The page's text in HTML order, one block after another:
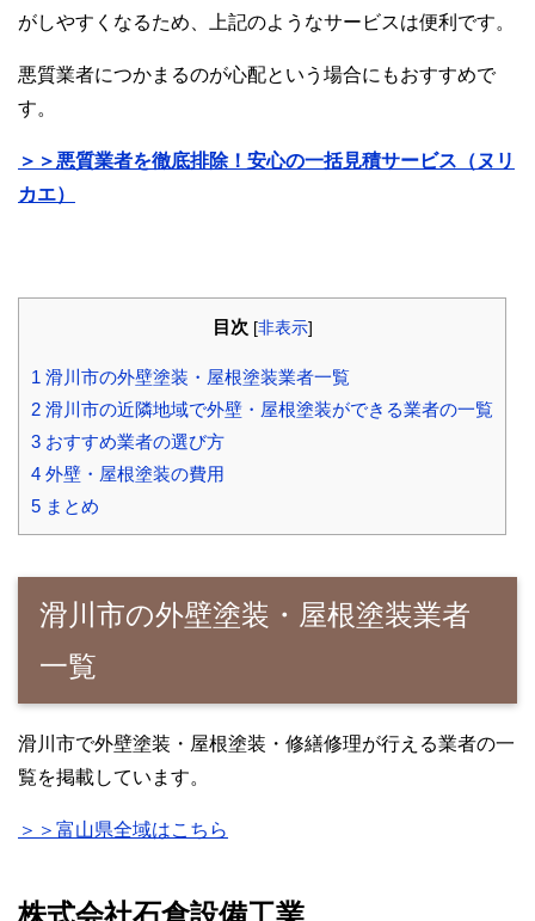
がしやすくなるため、上記のようなサービスは便利です。
悪質業者につかまるのが心配という場合にもおすすめで
す。
＞＞悪質業者を徹底排除！安心の一括見積サービス（ヌリ
カエ）
目次 [非表示]
1 滑川市の外壁塗装・屋根塗装業者一覧
2 滑川市の近隣地域で外壁・屋根塗装ができる業者の一覧
3 おすすめ業者の選び方
4 外壁・屋根塗装の費用
5 まとめ
滑川市の外壁塗装・屋根塗装業者
一覧
滑川市で外壁塗装・屋根塗装・修繕修理が行える業者の一
覧を掲載しています。
＞＞富山県全域はこちら
株式会社石倉設備工業